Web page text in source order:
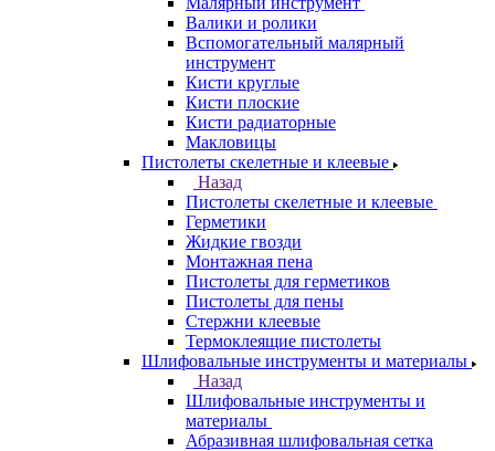
Валики и ролики
Вспомогательный малярный
инструмент
Кисти круглые
Кисти плоские
Кисти радиаторные
Макловицы
Пистолеты скелетные и клеевые
Назад
Пистолеты скелетные и клеевые
Герметики
Жидкие гвозди
Монтажная пена
Пистолеты для герметиков
Пистолеты для пены
Стержни клеевые
Термоклеящие пистолеты
Шлифовальные инструменты и материалы
Назад
Шлифовальные инструменты и
материалы
Абразивная шлифовальная сетка